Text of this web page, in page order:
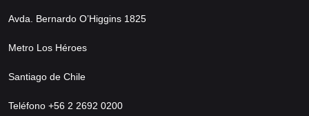
Avda. Bernardo O’Higgins 1825
Metro Los Héroes
Santiago de Chile
Teléfono +56 2 2692 0200